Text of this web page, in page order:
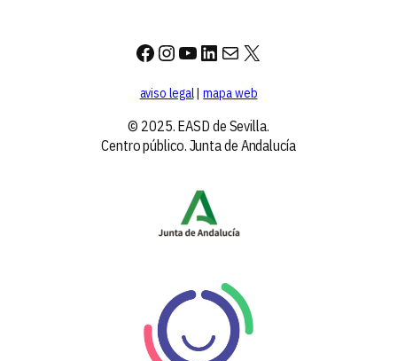
Facebook
Instagram
YouTube
LinkedIn
Correo electrónico
X
aviso legal|mapa web
© 2025. EASD de Sevilla.
Centro público. Junta de Andalucía